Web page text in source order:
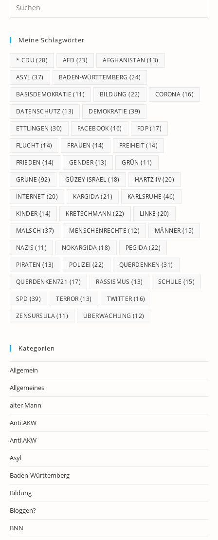
Meine Schlagwörter
* CDU (28) AFD (23) AFGHANISTAN (13)
ASYL (37) BADEN-WÜRTTEMBERG (24)
BASISDEMOKRATIE (11) BILDUNG (22) CORONA (16)
DATENSCHUTZ (13) DEMOKRATIE (39)
ETTLINGEN (30) FACEBOOK (16) FDP(17)
FLUCHT (14) FRAUEN (14) FREIHEIT(14)
FRIEDEN (14) GENDER (13) GRÜN (11)
GRÜNE (92) GÜZEY ISRAEL (18) HARTZ IV(20)
INTERNET (20) KARGIDA(21) KARLSRUHE (46)
KINDER (14) KRETSCHMANN (22) LINKE (20)
MALSCH (37) MENSCHENRECHTE (12) MÄNNER (15)
NAZIS (11) NOKARGIDA (18) PEGIDA(22)
PIRATEN (13) POLIZEI (22) QUERDENKEN (31)
QUERDENKEN721 (17) RASSISMUS (13) SCHULE (15)
SPD (39) TERROR (13) TWITTER (16)
ZENSURSULA(11) ÜBERWACHUNG (12)
Kategorien
Allgemein
Allgemeines
alter Mann
Anti.AKW
Anti.AKW
Asyl
Baden-Württemberg
Bildung
Bloggen?
BNN